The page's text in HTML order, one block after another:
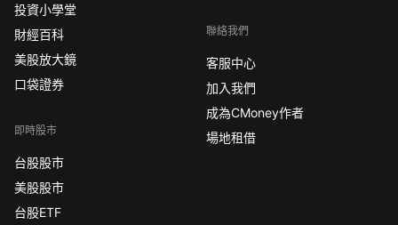
投資小學堂
財經百科
美股放大鏡
口袋證券
即時股市
台股股市
美股股市
台股ETF
聯絡我們
客服中心
加入我們
成為CMoney作者
場地租借